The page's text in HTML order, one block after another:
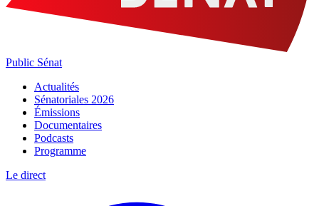
Public Sénat
Actualités
Sénatoriales 2026
Émissions
Documentaires
Podcasts
Programme
Le direct